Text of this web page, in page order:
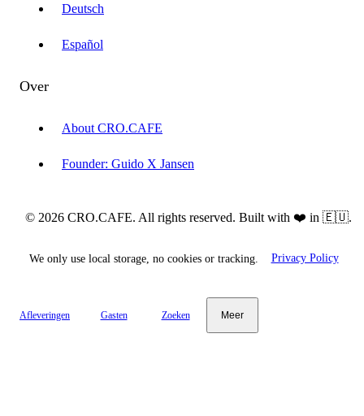
Deutsch
Español
Over
About CRO.CAFE
Founder: Guido X Jansen
© 2026 CRO.CAFE. All rights reserved. Built with ❤️ in 🇪🇺.
We only use local storage, no cookies or tracking. Privacy Policy
Afleveringen Gasten Zoeken Meer